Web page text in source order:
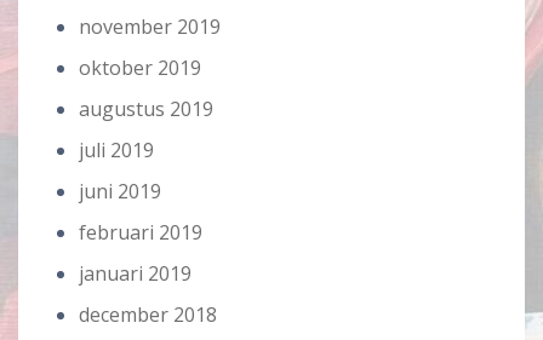
november 2019
oktober 2019
augustus 2019
juli 2019
juni 2019
februari 2019
januari 2019
december 2018